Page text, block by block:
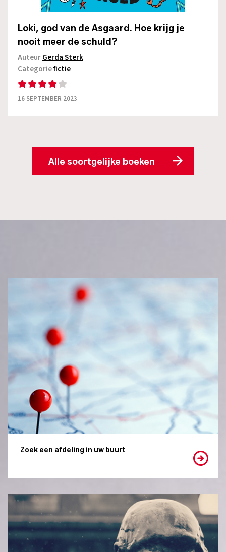
Loki, god van de Asgaard. Hoe krijg je
nooit meer de schuld?
AuteurGerda Sterk
Categoriefictie
16 SEPTEMBER 2023
Alle soortgelijke boeken
Zoek een afdeling in uw buurt